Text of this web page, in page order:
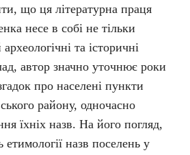
що ця літературна праця
несе в собі не тільки
та історичні
автор значно уточнює роки
про населені пункти
району, одночасно
їхніх назв. На його погляд,
етимології назв поселень у